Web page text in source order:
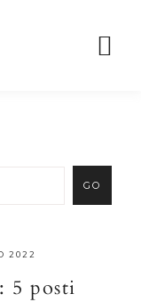
2022
5 posti